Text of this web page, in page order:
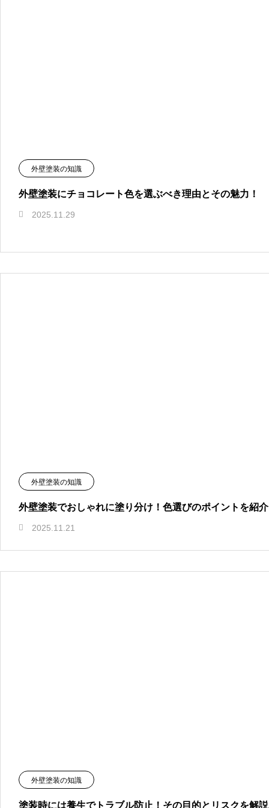
外壁塗装の知識
外壁塗装にチョコレート色を選ぶべき理由とその魅力！
2025.11.29
外壁塗装の知識
外壁塗装でおしゃれに塗り分け！色選びのポイントを紹
2025.11.21
外壁塗装の知識
塗装時には養生でトラブル防止！その目的とリスクを解